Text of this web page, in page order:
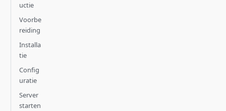
uctie
Voorbe
reiding
Installa
tie
Config
uratie
Server
starten